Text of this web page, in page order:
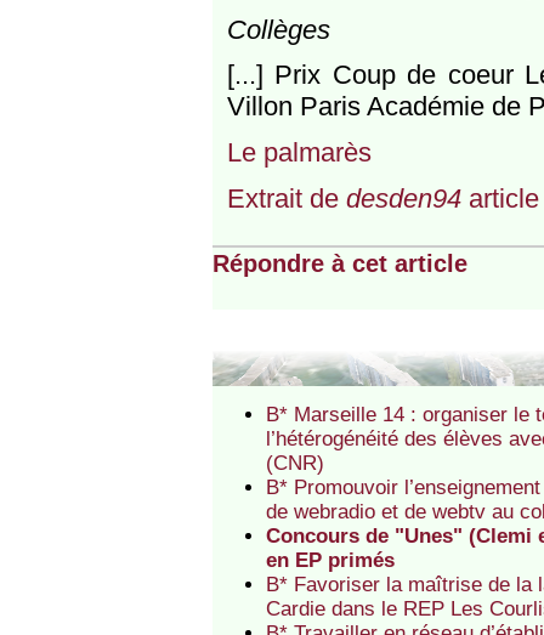
Collèges
[...] Prix Coup de coeur
Villon Paris Académie de
Le palmarès
Extrait de desden94article
Répondre à cet article
B* Marseille 14 : organiser le
l’hétérogénéité des élèves
(CNR)
B* Promouvoir
de webradio et de webtv au
Concours de "Unes" (Clemi
en EP primés
B* Favoriser la maîtrise de la
Cardie dans le REP Les